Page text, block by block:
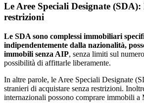
Le Aree Speciali Designate
restrizioni
Le SDA sono complessi immobiliari
indipendentemente dalla nazionalità,
immobili senza AIP, senza limiti sul
possibilità di affittarle liberamente.
In altre parole, le Aree Speciali Designate
stranieri di acquistare senza restrizioni.
internazionali possono comprare immobili a